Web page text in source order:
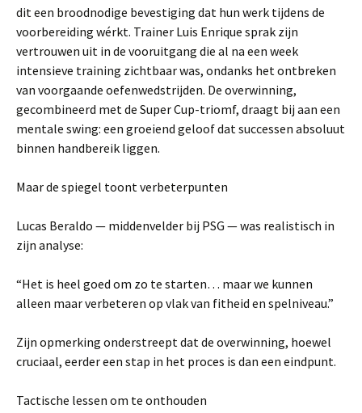
dit een broodnodige bevestiging dat hun werk tijdens de
voorbereiding wérkt. Trainer Luis Enrique sprak zijn
vertrouwen uit in de vooruitgang die al na een week
intensieve training zichtbaar was, ondanks het ontbreken
van voorgaande oefenwedstrijden. De overwinning,
gecombineerd met de Super Cup-triomf, draagt bij aan een
mentale swing: een groeiend geloof dat successen absoluut
binnen handbereik liggen.
Maar de spiegel toont verbeterpunten
Lucas Beraldo — middenvelder bij PSG — was realistisch in
zijn analyse:
“Het is heel goed om zo te starten… maar we kunnen
alleen maar verbeteren op vlak van fitheid en spelniveau.”
Zijn opmerking onderstreept dat de overwinning, hoewel
cruciaal, eerder een stap in het proces is dan een eindpunt.
Tactische lessen om te onthouden